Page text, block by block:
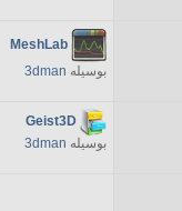
MeshLab
بوسیله 3dman
Geist3D
بوسیله 3dman